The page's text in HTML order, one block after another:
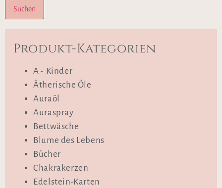
Suchen
Produkt-Kategorien
A - Kinder
Ätherische Öle
Auraöl
Auraspray
Bettwäsche
Blume des Lebens
Bücher
Chakrakerzen
Edelstein-Karten